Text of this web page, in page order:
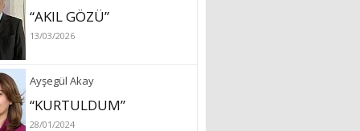
“AKIL GÖZÜ”
13/03/2026
Ayşegül Akay
“KURTULDUM”
28/01/2024